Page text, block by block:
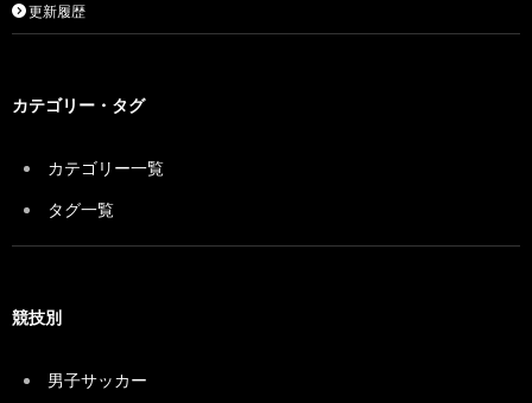
更新履歴
カテゴリー・タグ
カテゴリー一覧
タグ一覧
競技別
男子サッカー